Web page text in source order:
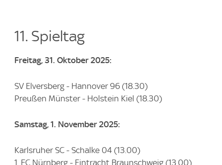
11. Spieltag
Freitag, 31. Oktober 2025:
SV Elversberg - Hannover 96 (18.30)
Preußen Münster - Holstein Kiel (18.30)
Samstag, 1. November 2025:
Karlsruher SC - Schalke 04 (13.00)
1. FC Nürnberg - Eintracht Braunschweig (13.00)